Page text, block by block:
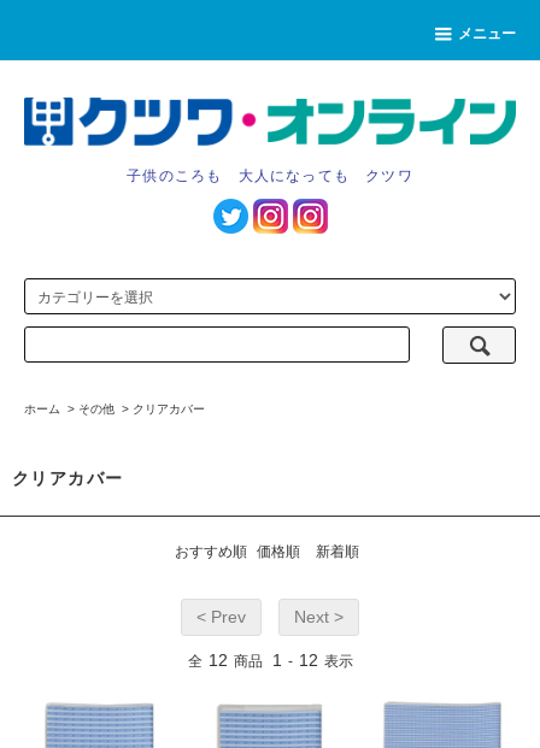
メニュー
子供のころも 大人になっても クツワ
ホーム > その他 > クリアカバー
クリアカバー
おすすめ順 価格順 新着順
< Prev Next >
全 12 商品 1 - 12 表示